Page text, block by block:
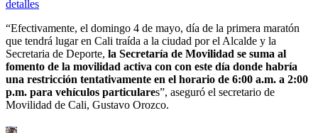
detalles
“Efectivamente, el domingo 4 de mayo, día de la primera maratón
que tendrá lugar en Cali traída a la ciudad por el Alcalde y la
Secretaria de Deporte, la Secretaría de Movilidad se suma al
fomento de la movilidad activa con con este día donde habría
una restricción tentativamente en el horario de 6:00 a.m. a 2:00
p.m. para vehículos particulares”, aseguró el secretario de
Movilidad de Cali, Gustavo Orozco.